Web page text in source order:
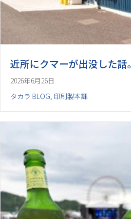
近所にクマーが出没した話。
2026年6月26日
タカラ BLOG, 印刷製本課